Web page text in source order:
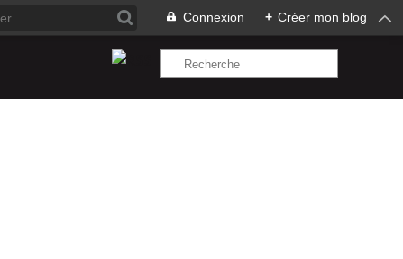
Connexion + Créer mon blog